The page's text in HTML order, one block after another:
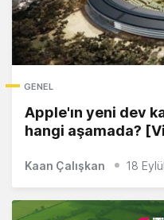
GENEL
Apple'ın yeni dev
hangi aşamada?
Kaan Çalışkan 18